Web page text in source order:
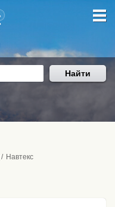
Найти
Навтекс